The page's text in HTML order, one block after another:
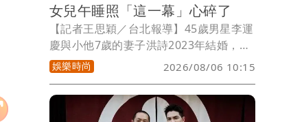
女兒午睡照「這一幕」心碎了
【記者王思穎／台北報導】45歲男星李運
慶與小他7歲的妻子洪詩2023年結婚，兩
人育有2歲多長女「哺哺」及7個多月的小
女兒「那那」，一家四口生活幸福。近期
大女兒「哺哺」上學了，昨李運慶在IG分
享一則影片，夫妻倆趁女兒上學，偷閒約
娛樂時尚 2026/08/06 10:15